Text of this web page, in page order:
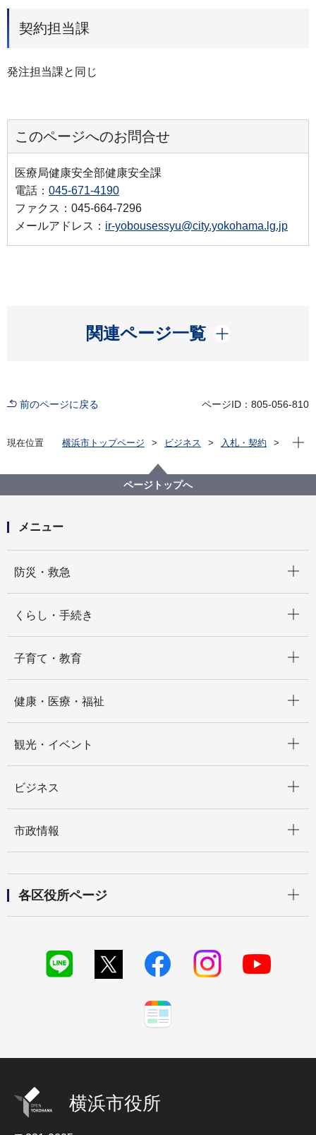
契約担当課
発注担当課と同じ
このページへのお問合せ
医療局健康安全部健康安全課
電話： 045-671-4190
ファクス：045-664-7296
メールアドレス： ir-yobousessyu@city.yokohama.lg.jp
関連ページ一覧
開く
前のページに戻る ページID：805-056-810
現在位置 横浜市トップページ ビジネス
入札・契約
【※終了しました】【公募型指名競争入札】風しん追
加対策事業個別通知作業委託（未受検者対象）
現在
ページトップへ
メニュー
防災・救急
くらし・手続き
子育て・教育
健康・医療・福祉
観光・イベント
ビジネス
市政情報
各区役所ページ
横浜市役所